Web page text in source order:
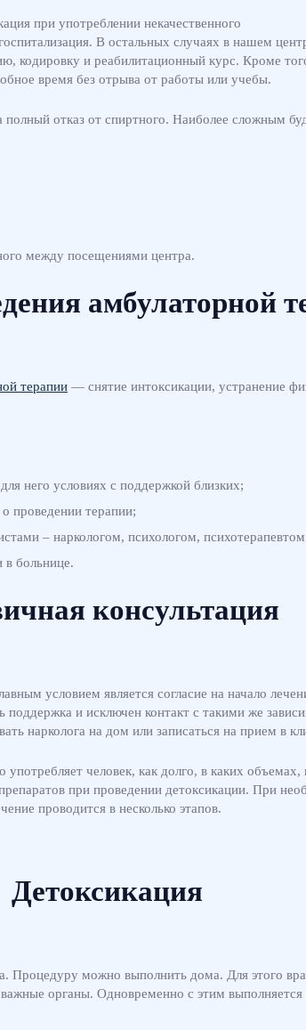
при употреблении некачественного
В остальных случаях в нашем
кодировку и реабилитационный курс. Кроме
время без отрыва от работы или учебы.
полный отказ от спиртного. Наиболее сложным
между посещениями центра.
амбулаторной
терапии — снятие интоксикации, устранение
него условиях с поддержкой близких;
проведении терапии;
– наркологом, психологом,
в больнице.
консультация
условием является согласие на начало
поддержка и исключен контакт с такими же
нарколога на дом или записаться на прием в
человек, как долго, в каких
при проведении детоксикации. При
проводится в несколько этапов.
Детоксикация
Процедуру можно выполнить дома. Для этого
органы. Одновременно с этим